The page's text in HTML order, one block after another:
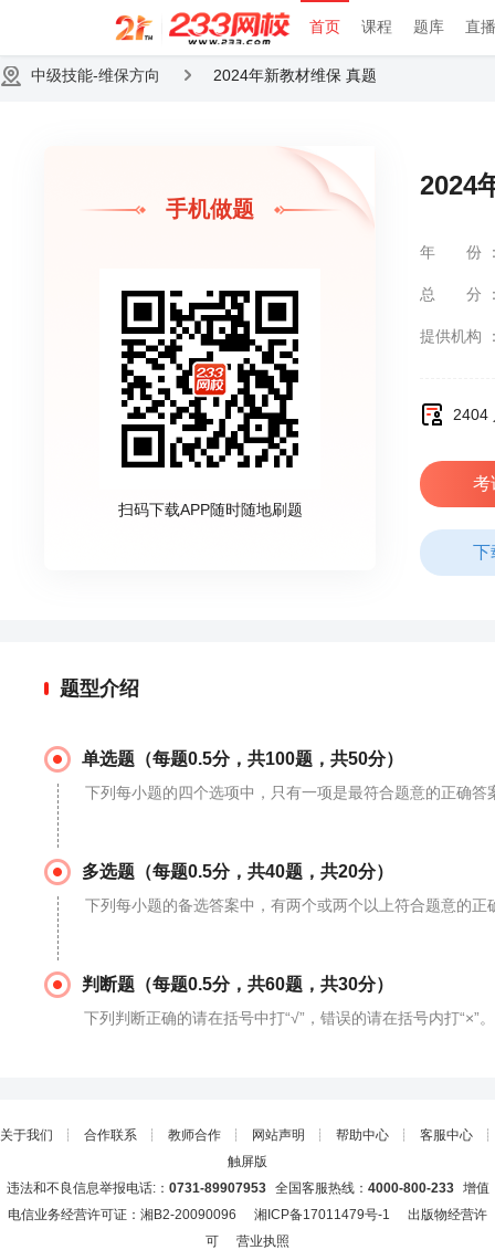
首页 课程 题库 直
中级技能-维保方向 2024年新教材维保 真题
手机做题
扫码下载APP随时随地刷题
2024
年份
总分
提供机构
2404
考
下
题型介绍
单选题（每题0.5分，共100题，共50分）
下列每小题的四个选项中，只有一项是最符合题意的正确
多选题（每题0.5分，共40题，共20分）
下列每小题的备选答案中，有两个或两个以上符合题意的
判断题（每题0.5分，共60题，共30分）
下列判断正确的请在括号中打“√”，错误的请在括号内打“×”。
关于我们 ┊ 合作联系 ┊ 教师合作 ┊ 网站声明 ┊ 帮助中心 ┊ 客服中心 ┊
触屏版
违法和不良信息举报电话:： 0731-89907953全国客服热线： 4000-800-233增值
电信业务经营许可证：湘B2-20090096 湘ICP备17011479号-1
出版物经营许
可
营业执照